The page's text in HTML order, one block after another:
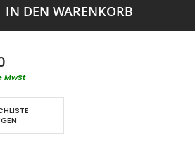
IN DEN WARENKORB
MwSt